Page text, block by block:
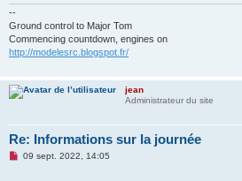
o
n
l
u
--
Ground control to Major Tom
Commencing countdown, engines on
http://modelesrc.blogspot.fr/
jean
Administrateur du site
Re: Informations sur la journée
M09 sept. 2022, 14:05